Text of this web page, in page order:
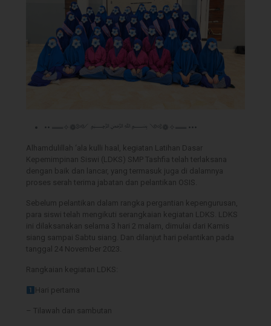
•• ══✧❁༻ ﷽ ༺❁✧══ •••
Alhamdulillah ‘ala kulli haal, kegiatan Latihan Dasar
Kepemimpinan Siswi (LDKS) SMP Tashfia telah terlaksana
dengan baik dan lancar, yang termasuk juga di dalamnya
proses serah terima jabatan dan pelantikan OSIS.
Sebelum pelantikan dalam rangka pergantian kepengurusan,
para siswi telah mengikuti serangkaian kegiatan LDKS. LDKS
ini dilaksanakan selama 3 hari 2 malam, dimulai dari Kamis
siang sampai Sabtu siang. Dan dilanjut hari pelantikan pada
tanggal 24 November 2023.
Rangkaian kegiatan LDKS:
Hari pertama
– Tilawah dan sambutan